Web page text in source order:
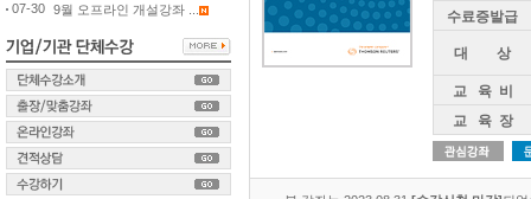
07-30 9월 오프라인 개설강좌 ...
수료증발급
대 상
교 육 비
교 육 장